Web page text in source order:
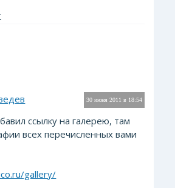
30 июня 2011 в 18:54
ссылку на галерею, там
всех перечисленных вами
gallery/